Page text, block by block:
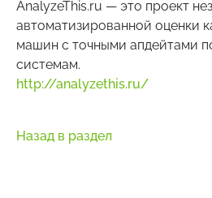
AnalyzeThis.ru — это проект
автоматизированной оценки
машин c точными апдейтами
системам.
http://analyzethis.ru/
Назад в раздел